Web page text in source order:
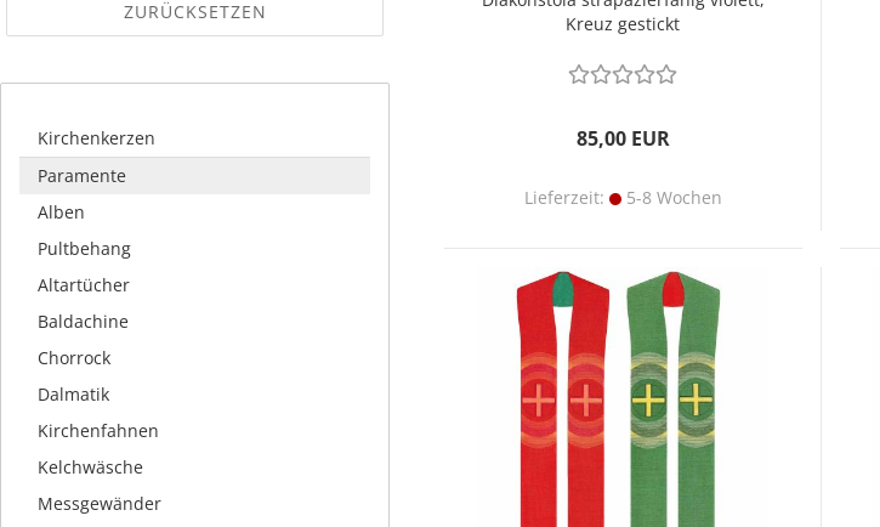
Kreuz gestickt
85,00 EUR
Lieferzeit: 5-8 Wochen
ZURÜCKSETZEN
Kirchenkerzen
Paramente
Alben
Pultbehang
Altartücher
Baldachine
Chorrock
Dalmatik
Kirchenfahnen
Kelchwäsche
Messgewänder